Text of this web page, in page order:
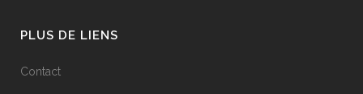
PLUS DE LIENS
Contact